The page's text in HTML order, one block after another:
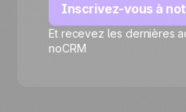
Inscrivez-vous à
Et recevez les dernières
noCRM